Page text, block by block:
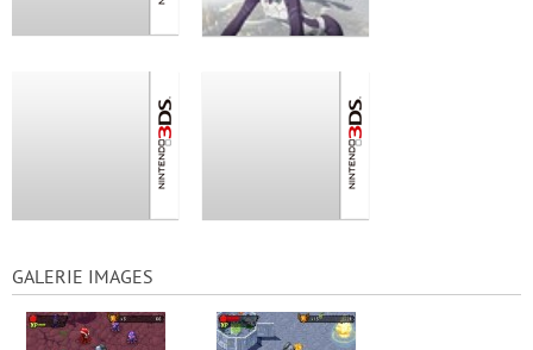
GALERIE IMAGES